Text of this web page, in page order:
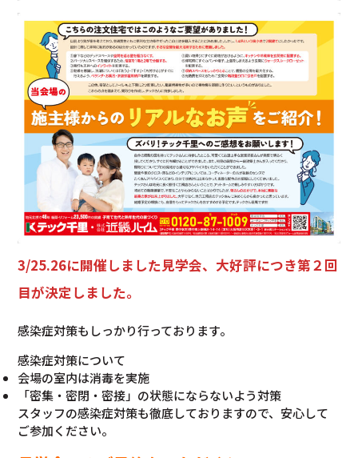
3/25.26に開催しました見学会、大好評につき第２回
目が決定しました。
感染症対策もしっかり行っております。
感染症対策について
会場の室内は消毒を実施
「密集・密閉・密接」の状態にならないよう対策
スタッフの感染症対策も徹底しておりますので、安心して
ご参加ください。